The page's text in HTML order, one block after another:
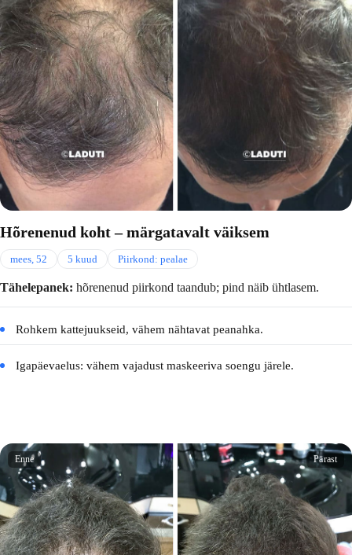
Hõrenenud koht – märgatavalt väiksem
mees, 52 5 kuud Piirkond: pealae
Tähelepanek: hõrenenud piirkond taandub; pind näib ühtlasem.
Rohkem kattejuukseid, vähem nähtavat peanahka.
Igapäevaelus: vähem vajadust maskeeriva soengu järele.
Enne Pärast